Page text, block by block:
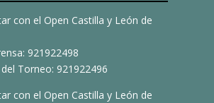
con el Open Castilla y León de
921922498
Torneo: 921922496
con el Open Castilla y León de